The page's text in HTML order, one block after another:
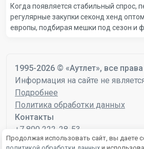
Когда появляется стабильный спрос,
регулярные закупки секонд хенд
европы, подбирая мешки под сезон и
1995-2026 © «Аутлет», все
Информация на сайте не
Подробнее
Политика обработки данных
Контакты
+7 800 222-28-53
mail@autlet.ru
Продолжая использовать сайт, вы даете